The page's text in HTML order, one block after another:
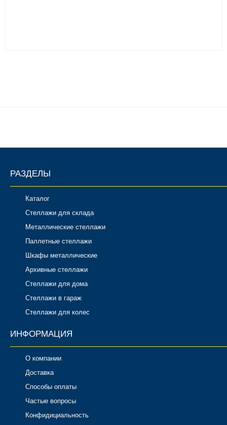
РАЗДЕЛЫ
Каталог
Стеллажи для склада
Металлические стеллажи
Паллетные стеллажи
Шкафы металлические
Архивные стеллажи
Стеллажи для дома
Стеллажи в гараж
Стеллажи для колес
ИНФОРМАЦИЯ
О компании
Доставка
Способы оплаты
Частые вопросы
Конфидициальность